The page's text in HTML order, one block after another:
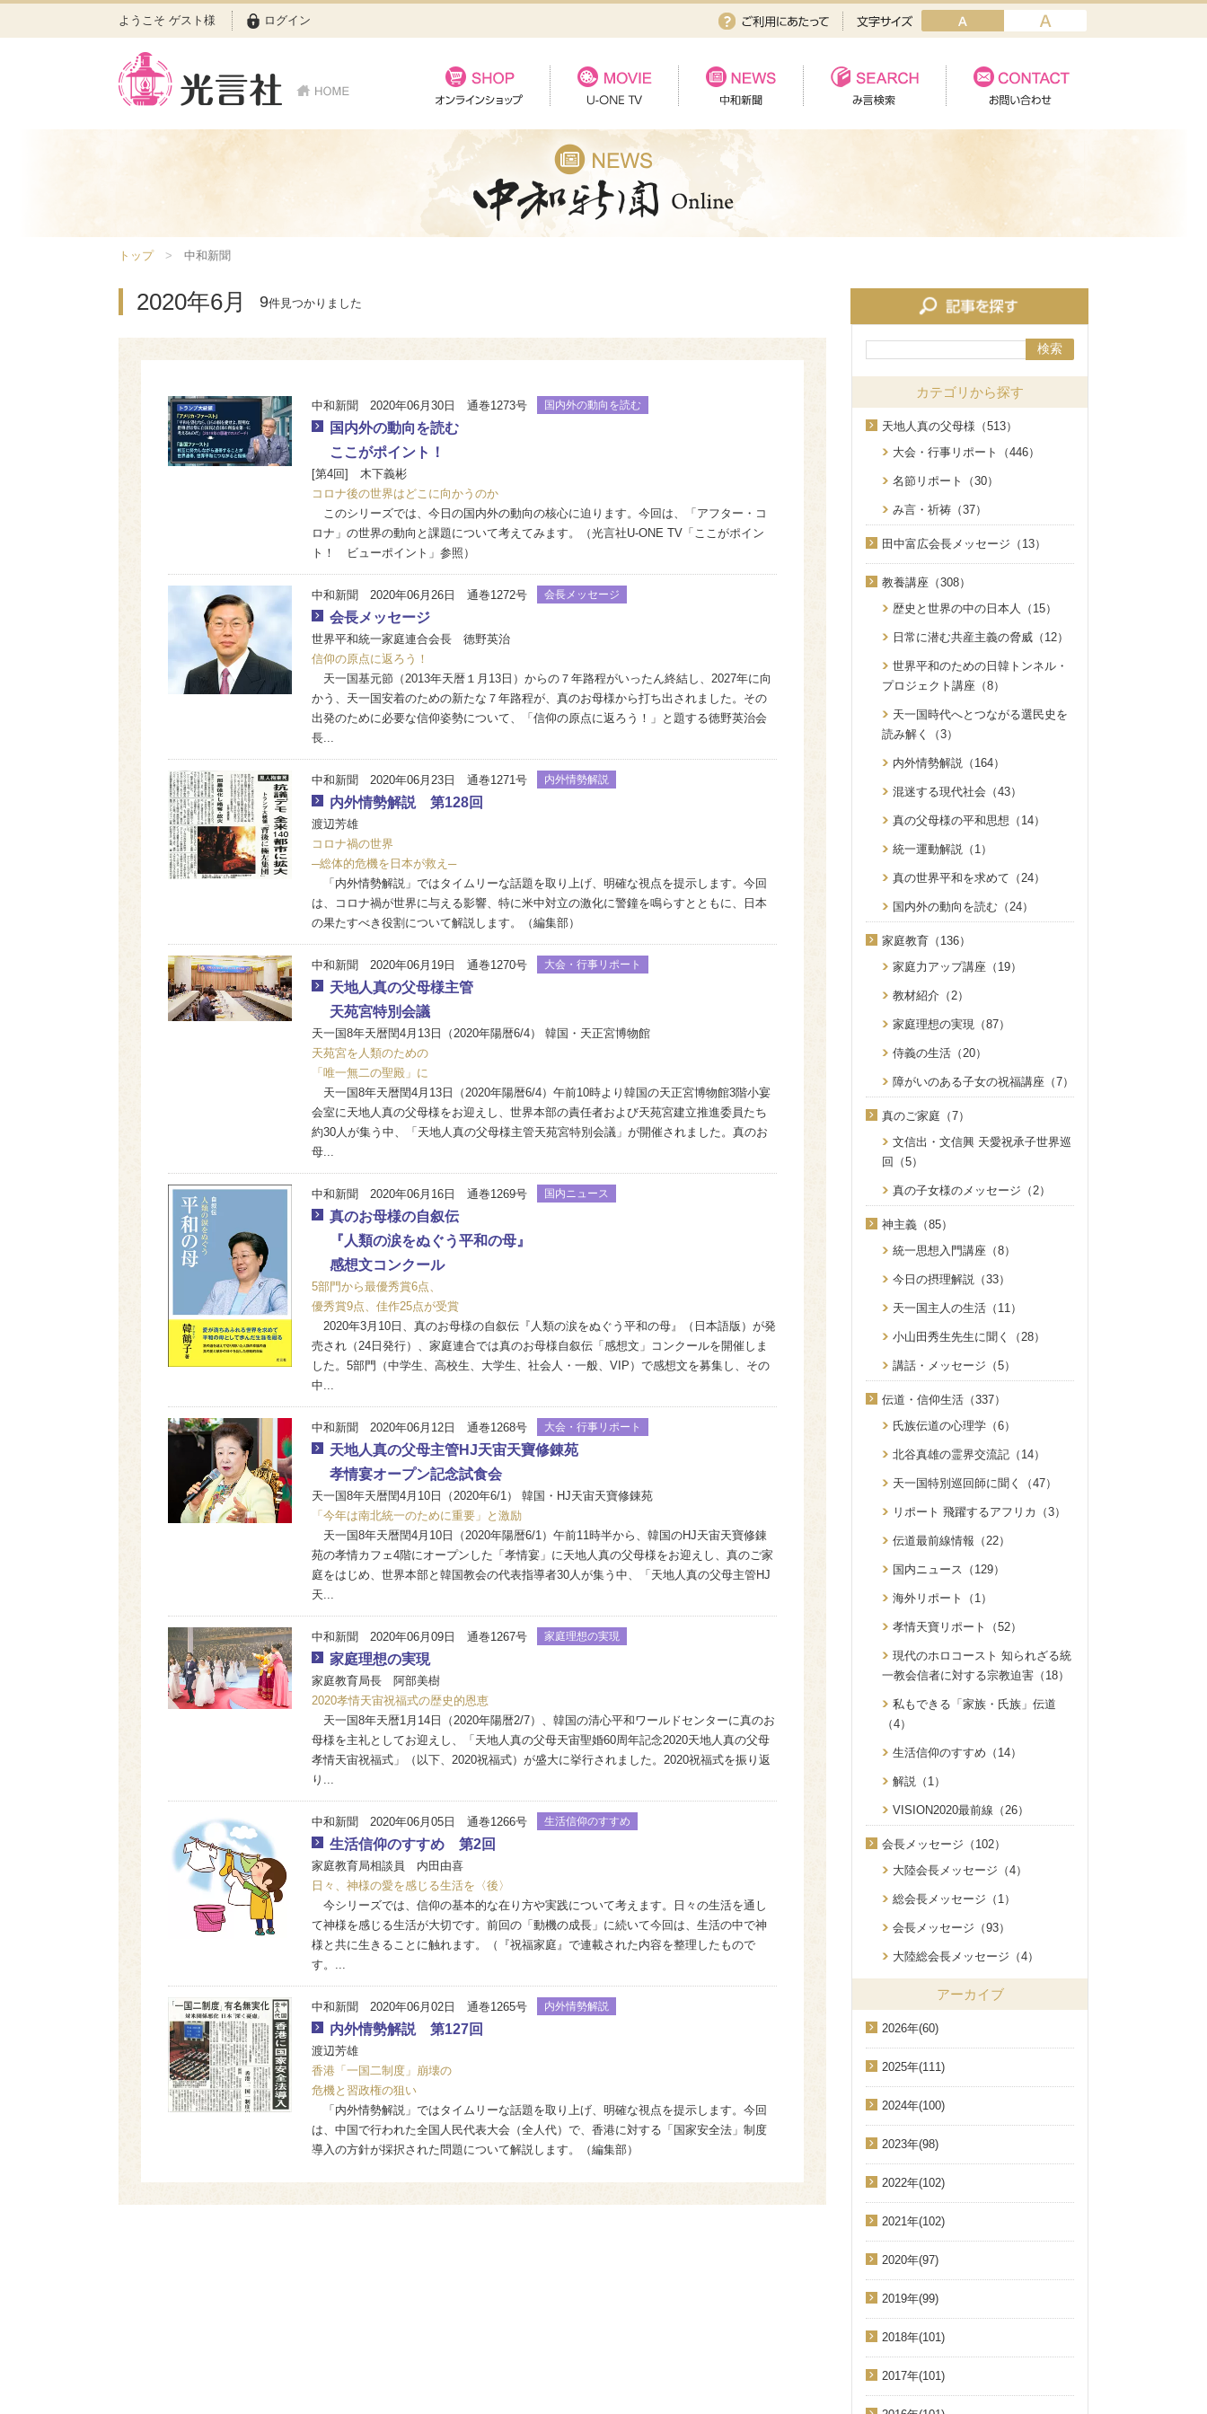
ようこそ ゲスト様 ログイン
トップ 中和新聞
2020年6月 9件見つかりました
中和新聞 2020年06月30日 通巻1273号 国内外の動向を読む
国内外の動向を読む
ここがポイント！
[第4回] 木下義彬
コロナ後の世界はどこに向かうのか
このシリーズでは、今日の国内外の動向の核心に迫ります。今回は、「アフター・コ
ロナ」の世界の動向と課題について考えてみます。（光言社U-ONE TV「ここがポイン
ト！ ビューポイント」参照）
中和新聞 2020年06月26日 通巻1272号 会長メッセージ
会長メッセージ
世界平和統一家庭連合会長 徳野英治
信仰の原点に返ろう！
天一国基元節（2013年天暦１月13日）からの７年路程がいったん終結し、2027年に向
かう、天一国安着のための新たな７年路程が、真のお母様から打ち出されました。その
出発のために必要な信仰姿勢について、「信仰の原点に返ろう！」と題する徳野英治会
長...
中和新聞 2020年06月23日 通巻1271号 内外情勢解説
内外情勢解説 第128回
渡辺芳雄
コロナ禍の世界
─総体的危機を日本が救え─
「内外情勢解説」ではタイムリーな話題を取り上げ、明確な視点を提示します。今回
は、コロナ禍が世界に与える影響、特に米中対立の激化に警鐘を鳴らすとともに、日本
の果たすべき役割について解説します。（編集部）
中和新聞 2020年06月19日 通巻1270号 大会・行事リポート
天地人真の父母様主管
天苑宮特別会議
天一国8年天暦閏4月13日（2020年陽暦6/4） 韓国・天正宮博物館
天苑宮を人類のための
「唯一無二の聖殿」に
天一国8年天暦閏4月13日（2020年陽暦6/4）午前10時より韓国の天正宮博物館3階小宴
会室に天地人真の父母様をお迎えし、世界本部の責任者および天苑宮建立推進委員たち
約30人が集う中、「天地人真の父母様主管天苑宮特別会議」が開催されました。真のお
母...
中和新聞 2020年06月16日 通巻1269号 国内ニュース
真のお母様の自叙伝
『人類の涙をぬぐう平和の母』
感想文コンクール
5部門から最優秀賞6点、
優秀賞9点、佳作25点が受賞
2020年3月10日、真のお母様の自叙伝『人類の涙をぬぐう平和の母』（日本語版）が発
売され（24日発行）、家庭連合では真のお母様自叙伝「感想文」コンクールを開催しま
した。5部門（中学生、高校生、大学生、社会人・一般、VIP）で感想文を募集し、その
中...
中和新聞 2020年06月12日 通巻1268号 大会・行事リポート
天地人真の父母主管HJ天宙天寶修錬苑
孝情宴オープン記念試食会
天一国8年天暦閏4月10日（2020年6/1） 韓国・HJ天宙天寶修錬苑
「今年は南北統一のために重要」と激励
天一国8年天暦閏4月10日（2020年陽暦6/1）午前11時半から、韓国のHJ天宙天寶修錬
苑の孝情カフェ4階にオープンした「孝情宴」に天地人真の父母様をお迎えし、真のご家
庭をはじめ、世界本部と韓国教会の代表指導者30人が集う中、「天地人真の父母主管HJ
天...
中和新聞 2020年06月09日 通巻1267号 家庭理想の実現
家庭理想の実現
家庭教育局長 阿部美樹
2020孝情天宙祝福式の歴史的恩恵
天一国8年天暦1月14日（2020年陽暦2/7）、韓国の清心平和ワールドセンターに真のお
母様を主礼としてお迎えし、「天地人真の父母天宙聖婚60周年記念2020天地人真の父母
孝情天宙祝福式」（以下、2020祝福式）が盛大に挙行されました。2020祝福式を振り返
り...
中和新聞 2020年06月05日 通巻1266号 生活信仰のすすめ
生活信仰のすすめ 第2回
家庭教育局相談員 内田由喜
日々、神様の愛を感じる生活を〈後〉
今シリーズでは、信仰の基本的な在り方や実践について考えます。日々の生活を通し
て神様を感じる生活が大切です。前回の「動機の成長」に続いて今回は、生活の中で神
様と共に生きることに触れます。（『祝福家庭』で連載された内容を整理したもので
す。...
中和新聞 2020年06月02日 通巻1265号 内外情勢解説
内外情勢解説 第127回
渡辺芳雄
香港「一国二制度」崩壊の
危機と習政権の狙い
「内外情勢解説」ではタイムリーな話題を取り上げ、明確な視点を提示します。今回
は、中国で行われた全国人民代表大会（全人代）で、香港に対する「国家安全法」制度
導入の方針が採択された問題について解説します。（編集部）
検索
カテゴリから探す
天地人真の父母様（513）
大会・行事リポート（446）
名節リポート（30）
み言・祈祷（37）
田中富広会長メッセージ（13）
教養講座（308）
歴史と世界の中の日本人（15）
日常に潜む共産主義の脅威（12）
世界平和のための日韓トンネル・
プロジェクト講座（8）
天一国時代へとつながる選民史を
読み解く（3）
内外情勢解説（164）
混迷する現代社会（43）
真の父母様の平和思想（14）
統一運動解説（1）
真の世界平和を求めて（24）
国内外の動向を読む（24）
家庭教育（136）
家庭力アップ講座（19）
教材紹介（2）
家庭理想の実現（87）
侍義の生活（20）
障がいのある子女の祝福講座（7）
真のご家庭（7）
文信出・文信興 天愛祝承子世界巡
回（5）
真の子女様のメッセージ（2）
神主義（85）
統一思想入門講座（8）
今日の摂理解説（33）
天一国主人の生活（11）
小山田秀生先生に聞く（28）
講話・メッセージ（5）
伝道・信仰生活（337）
氏族伝道の心理学（6）
北谷真雄の霊界交流記（14）
天一国特別巡回師に聞く（47）
リポート 飛躍するアフリカ（3）
伝道最前線情報（22）
国内ニュース（129）
海外リポート（1）
孝情天寶リポート（52）
現代のホロコースト 知られざる統
一教会信者に対する宗教迫害（18）
私もできる「家族・氏族」伝道
（4）
生活信仰のすすめ（14）
解説（1）
VISION2020最前線（26）
会長メッセージ（102）
大陸会長メッセージ（4）
総会長メッセージ（1）
会長メッセージ（93）
大陸総会長メッセージ（4）
アーカイブ
2026年(60)
2025年(111)
2024年(100)
2023年(98)
2022年(102)
2021年(102)
2020年(97)
2019年(99)
2018年(101)
2017年(101)